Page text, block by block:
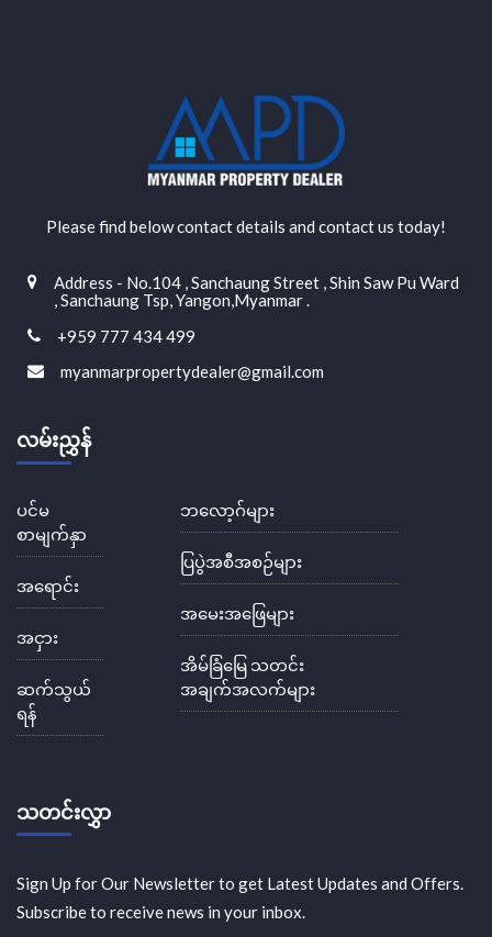
Please find below contact details and contact us today!
Address - No.104 , Sanchaung Street , Shin Saw Pu Ward
, Sanchaung Tsp, Yangon,Myanmar .
+959 777 434 499
myanmarpropertydealer@gmail.com
လမ်းညွှန်
ပင်မ
စာမျက်နှာ
အရောင်း
အငှား
ဆက်သွယ်
ရန်
ဘလော့ဂ်များ
ပြပွဲအစီအစဉ်များ
အမေးအဖြေများ
အိမ်ခြံမြေ သတင်း
အချက်အလက်များ
သတင်းလွှာ
Sign Up for Our Newsletter to get Latest Updates and Offers.
Subscribe to receive news in your inbox.